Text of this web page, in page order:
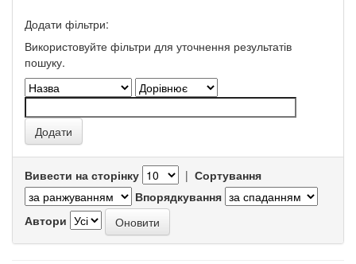
Додати фільтри:
Використовуйте фільтри для уточнення результатів
пошуку.
Вивести на сторінку | Сортування
Впорядкування
Автори